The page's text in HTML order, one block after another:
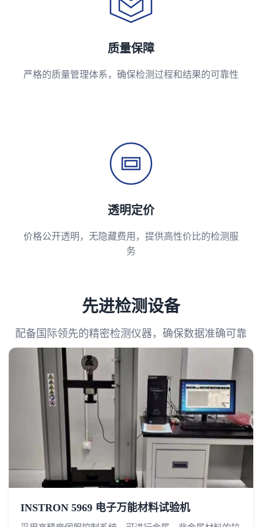
质量保障
严格的质量管理体系，确保检测过程和结果的可靠性
透明定价
价格公开透明，无隐藏费用，提供高性价比的检测服
务
先进检测设备
配备国际领先的精密检测仪器，确保数据准确可靠
INSTRON 5969 电子万能材料试验机